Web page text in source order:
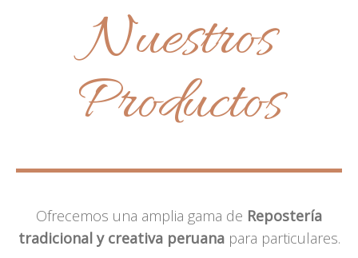
Nuestros
Productos
Ofrecemos una amplia gama de Repostería
tradicional y creativa peruanapara particulares.